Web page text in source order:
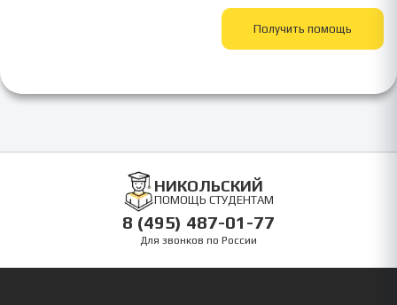
Получить помощь
НИКОЛЬСКИЙ
ПОМОЩЬ СТУДЕНТАМ
8 (495) 487-01-77
Для звонков по России